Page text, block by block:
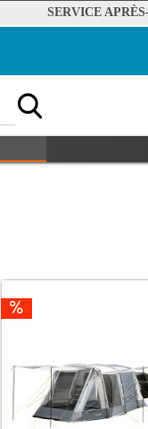
SERVICE